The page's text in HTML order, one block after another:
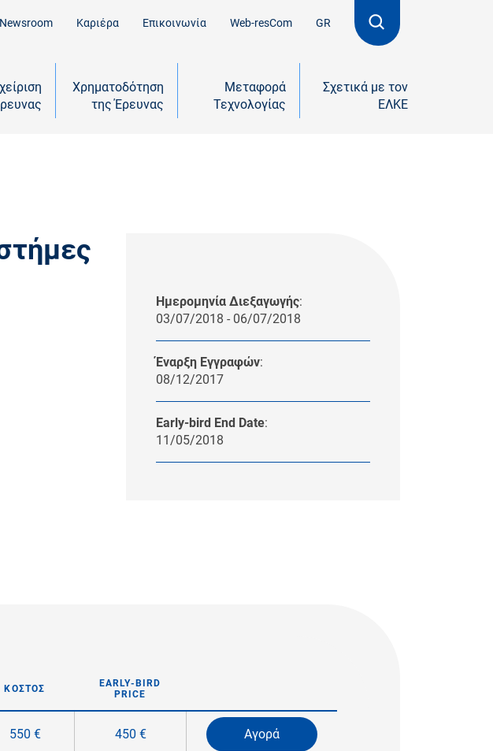
Newsroom Καριέρα Επικοινωνία Web-resCom GR
Χρηματοδότηση
της Έρευνας
Μεταφορά
Τεχνολογίας
Σχετικά με τον
ΕΛΚΕ
Ημερομηνία Διεξαγωγής:
03/07/2018 - 06/07/2018
Έναρξη Εγγραφών:
08/12/2017
Early-bird End Date:
11/05/2018
ΚΟΣΤΟΣ
EARLY-BIRD
PRICE
550 € 450 € Αγορά